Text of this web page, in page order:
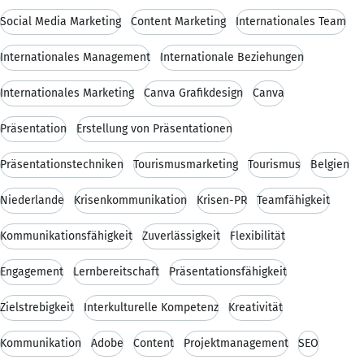
Social Media Marketing Content Marketing Internationales Team
Internationales Management Internationale Beziehungen
Internationales Marketing Canva Grafikdesign Canva
Präsentation Erstellung von Präsentationen
Präsentationstechniken Tourismusmarketing Tourismus Belgien
Niederlande Krisenkommunikation Krisen-PR Teamfähigkeit
Kommunikationsfähigkeit Zuverlässigkeit Flexibilität
Engagement Lernbereitschaft Präsentationsfähigkeit
Zielstrebigkeit Interkulturelle Kompetenz Kreativität
Kommunikation Adobe Content Projektmanagement SEO